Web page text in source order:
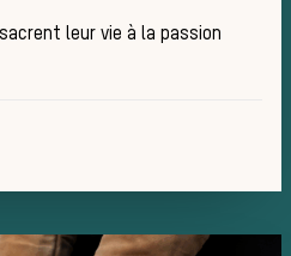
leur vie à la passion